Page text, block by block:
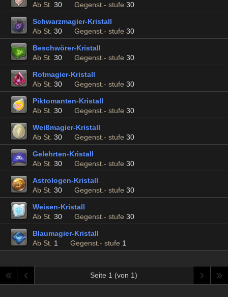
Ab St. 30 Gegenst.- stufe 30
Schwarzmagier-Kristall
Ab St. 30 Gegenst.- stufe 30
Beschwörer-Kristall
Ab St. 30 Gegenst.- stufe 30
Rotmagier-Kristall
Ab St. 30 Gegenst.- stufe 30
Piktomanten-Kristall
Ab St. 30 Gegenst.- stufe 30
Weißmagier-Kristall
Ab St. 30 Gegenst.- stufe 30
Gelehrten-Kristall
Ab St. 30 Gegenst.- stufe 30
Astrologen-Kristall
Ab St. 30 Gegenst.- stufe 30
Weisen-Kristall
Ab St. 30 Gegenst.- stufe 30
Blaumagier-Kristall
Ab St. 1 Gegenst.- stufe 1
Seite 1 (von 1)